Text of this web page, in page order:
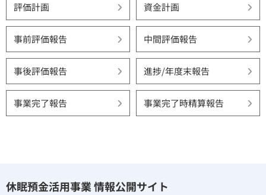
評価計画 資金計画
事前評価報告 中間評価報告
事後評価報告 進捗/年度末報告
事業完了報告 事業完了時精算報告
休眠預金活用事業 情報公開サイト